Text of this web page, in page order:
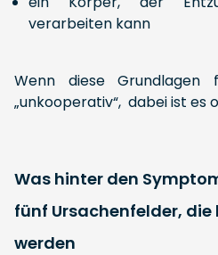
verarbeiten kann
Wenn diese
„unkooperativ“, dabei ist
Was hinter den
fünf Ursachenfelder,
werden